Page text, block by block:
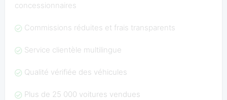
concessionnaires
Commissions réduites et frais transparents
Service clientèle multilingue
Qualité vérifiée des véhicules
Plus de 25 000 voitures vendues